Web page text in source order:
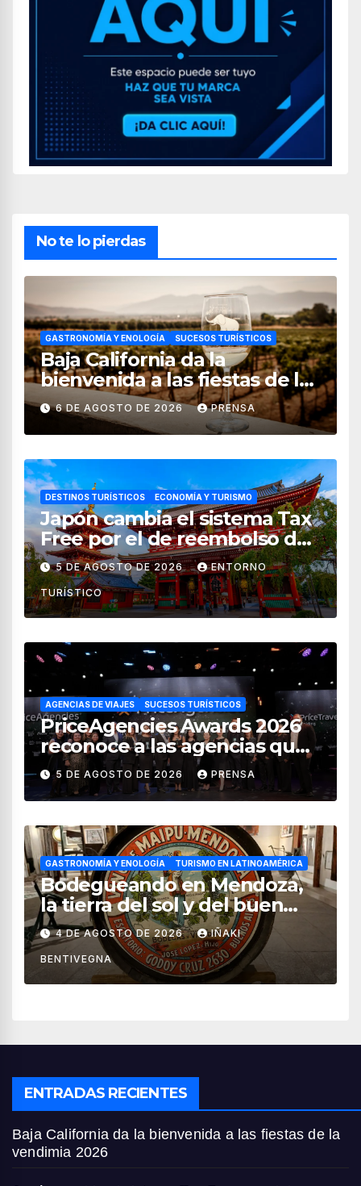
No te lo pierdas
GASTRONOMÍA Y ENOLOGÍA SUCESOS TURÍSTICOS
Baja California da la
bienvenida a las fiestas de la
vendimia 2026
6 DE AGOSTO DE 2026 PRENSA
DESTINOS TURÍSTICOS ECONOMÍA Y TURISMO
Japón cambia el sistema Tax
Free por el de reembolso de
impuestos desde noviembre
de 2026
5 DE AGOSTO DE 2026 ENTORNO
TURÍSTICO
AGENCIAS DE VIAJES SUCESOS TURÍSTICOS
PriceAgencies Awards 2026
reconoce a las agencias que
impulsan el crecimiento del
turismo en México
5 DE AGOSTO DE 2026 PRENSA
GASTRONOMÍA Y ENOLOGÍA TURISMO EN LATINOAMÉRICA
Bodegueando en Mendoza,
la tierra del sol y del buen
vino
4 DE AGOSTO DE 2026 IÑAKI
BENTIVEGNA
ENTRADAS RECIENTES
Baja California da la bienvenida a las fiestas de la
vendimia 2026